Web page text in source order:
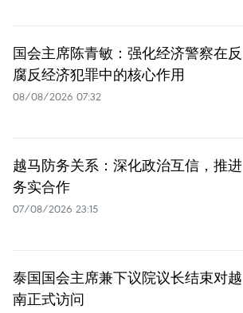
国会主席陈青敏：强化经济警察在反
腐反经济犯罪中的核心作用
08/08/2026 07:32
越马防务关系：深化政治互信，推进
务实合作
07/08/2026 23:15
泰国国会主席兼下议院议长结束对越
南正式访问